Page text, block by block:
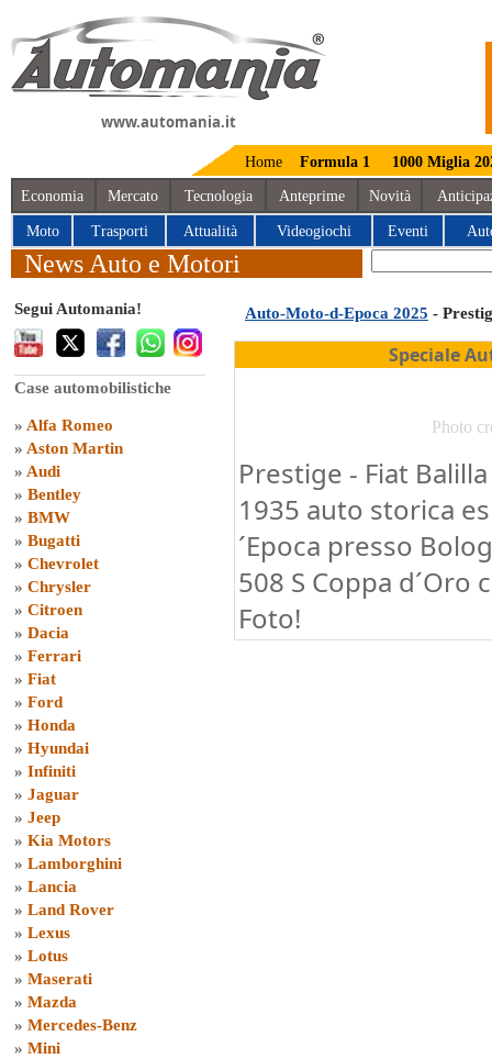
www.automania.it
Home Formula 1 1000 Miglia
Economia Mercato Tecnologia Anteprime Novità
Moto Trasporti Attualità Videogiochi Eventi
News Auto e Motori
Segui Automania!
Case automobilistiche
» Alfa Romeo
» Aston Martin
» Audi
» Bentley
» BMW
» Bugatti
» Chevrolet
» Chrysler
» Citroen
» Dacia
» Ferrari
» Fiat
» Ford
» Honda
» Hyundai
» Infiniti
» Jaguar
» Jeep
» Kia Motors
» Lamborghini
» Lancia
» Land Rover
» Lexus
» Lotus
» Maserati
» Mazda
» Mercedes-Benz
» Mini
Auto-Moto-d-Epoca 2025 -
Speciale
Photo
Prestige - Fiat
1935 auto storica
´Epoca presso
508 S Coppa d´Oro
Foto!